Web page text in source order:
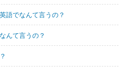
語でなんて言うの？
んて言うの？